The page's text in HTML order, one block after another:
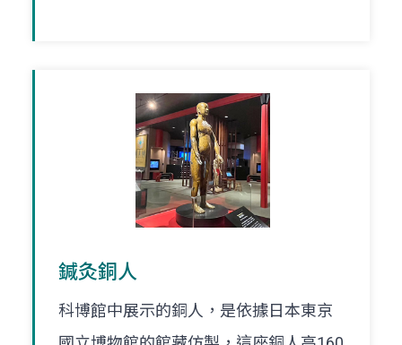
鍼灸銅人
科博館中展示的銅人，是依據日本東京